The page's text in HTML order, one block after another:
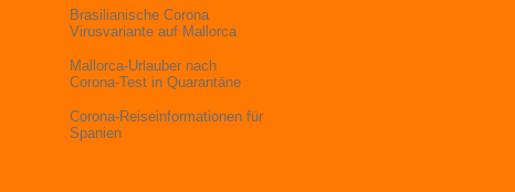
Brasilianische Corona
Virusvariante auf Mallorca
Mallorca-Urlauber nach
Corona-Test in Quarantäne
Corona-Reiseinformationen für
Spanien